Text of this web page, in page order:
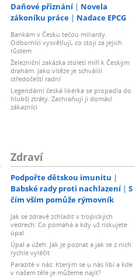
Daňové přiznání
Novela
zákoníku práce
Nadace EPCG
Bankám v Česku tečou miliardy.
Odborníci vysvětlují, co stojí za jejich
růstem
Železniční zakázka století míří k Českým
drahám. Jako vítěze je schválili
středočeští radní
Legendární česká likérka se propadla do
hlubší ztráty. Zachraňují ji domácí
zákazníci
Zdraví
Podpořte dětskou imunitu
Babské rady proti nachlazení
S
čím vším pomůže rýmovník
Jak se zdravě zchladit v tropických
vedrech: Co pomáhá a kdy už riskujete
úpal
Úpal a úžeh: Jak je poznat a jak se z nich
rychle vyléčit
Parazité v nás: Kterým se u nás líbí a kde
v našem těle je můžeme najít?